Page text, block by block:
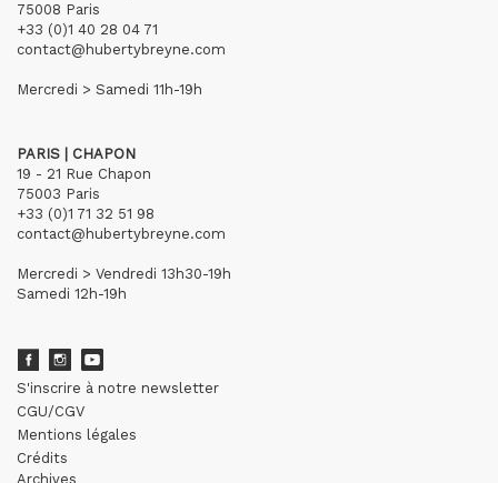
75008 Paris
+33 (0)1 40 28 04 71
contact@hubertybreyne.com
Mercredi > Samedi 11h-19h
PARIS | CHAPON
19 - 21 Rue Chapon
75003 Paris
+33 (0)1 71 32 51 98
contact@hubertybreyne.com
Mercredi > Vendredi 13h30-19h
Samedi 12h-19h
S'inscrire à notre newsletter
CGU/CGV
Mentions légales
Crédits
Archives